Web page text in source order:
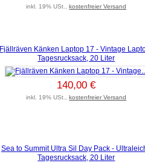
inkl. 19% USt.,kostenfreier Versand
Fjällräven Känken Laptop 17 - Vintage
Tagesrucksack, 20 Liter
140,00 €
inkl. 19% USt.,kostenfreier Versand
Sea to Summit Ultra Sil Day Pack -
Tagesrucksack, 20 Liter